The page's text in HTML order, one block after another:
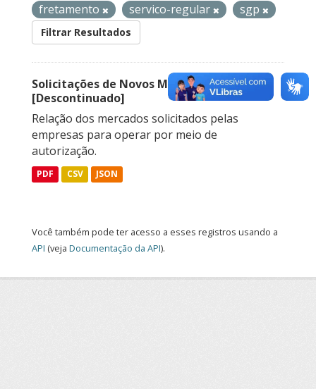
fretamento
servico-regular sgp
Filtrar Resultados
Solicitações de Novos Mercados
[Descontinuado]
Relação dos mercados solicitados pelas
empresas para operar por meio de
autorização.
PDF CSV JSON
Você também pode ter acesso a esses registros usando a
API (veja Documentação da API).